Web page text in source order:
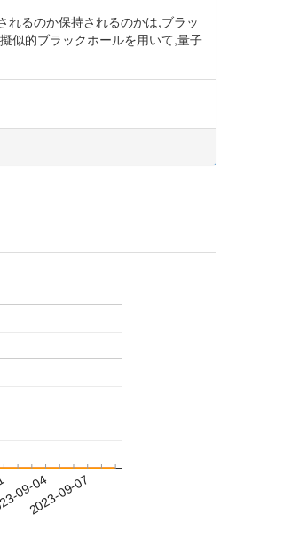
れるのか保持されるのかは,ブラッ
似的ブラックホールを用いて,量子
09-04
2023-09-07